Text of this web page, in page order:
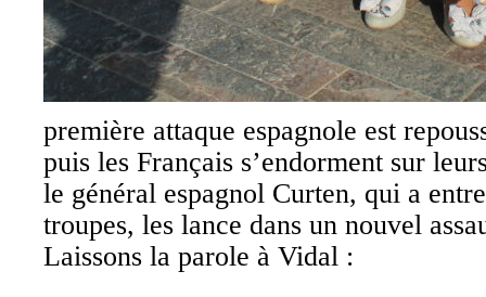
première attaque espagnole est
puis les Français s’endorment sur
le général espagnol Curten, qui a
troupes, les lance dans un nouvel
Laissons la parole à Vidal :